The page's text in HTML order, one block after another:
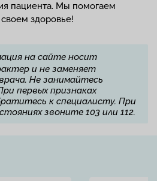
пациента. Мы помогаем
здоровье!
на сайте носит
и не заменяет
Не занимайтесь
первых признаках
к специалисту. При
звоните 103 или 112.